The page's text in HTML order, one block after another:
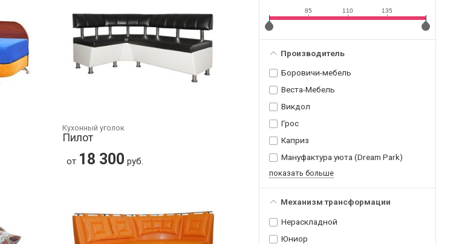
85 110 135
Производитель
Боровичи-мебель
Веста-Мебель
Викдол
Грос
Каприз
Мануфактура уюта (Dream Park)
показать больше
Механизм трансформации
Нераскладной
Юниор
Кухонный уголок
Пилот
от 18 300 руб.